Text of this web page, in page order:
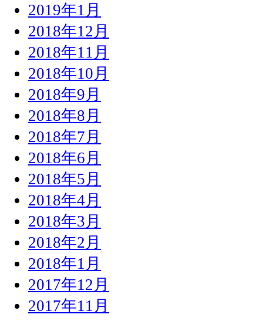
2019年1月
2018年12月
2018年11月
2018年10月
2018年9月
2018年8月
2018年7月
2018年6月
2018年5月
2018年4月
2018年3月
2018年2月
2018年1月
2017年12月
2017年11月